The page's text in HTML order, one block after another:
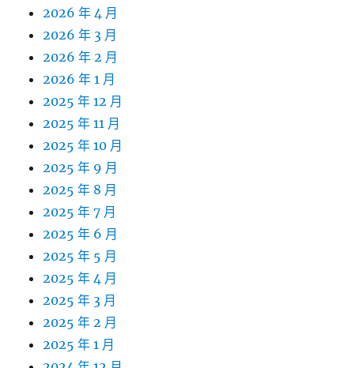
2026 年 4 月
2026 年 3 月
2026 年 2 月
2026 年 1 月
2025 年 12 月
2025 年 11 月
2025 年 10 月
2025 年 9 月
2025 年 8 月
2025 年 7 月
2025 年 6 月
2025 年 5 月
2025 年 4 月
2025 年 3 月
2025 年 2 月
2025 年 1 月